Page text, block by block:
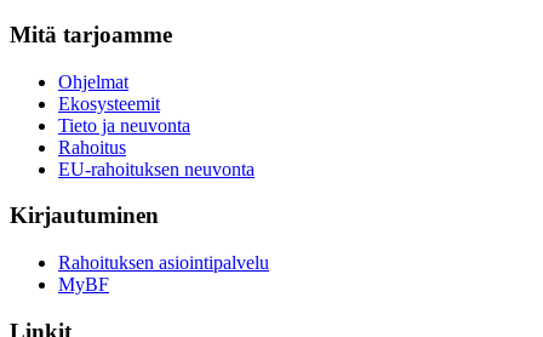
Mitä tarjoamme
Ohjelmat
Ekosysteemit
Tieto ja neuvonta
Rahoitus
EU-rahoituksen neuvonta
Kirjautuminen
Rahoituksen asiointipalvelu
MyBF
Linkit